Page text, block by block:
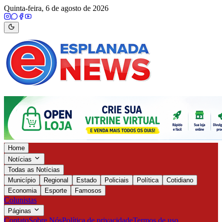
Quinta-feira, 6 de agosto de 2026
Home
Notícias
Todas as Notícias
Município
Regional Estado Policiais Política
Cotidiano
Economia
Esporte Famosos
Colunistas
Páginas
ContatoSobre NósPolítica de privacidadeTermos de uso